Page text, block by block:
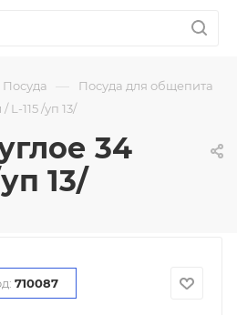
Посуда — Посуда для общепита
L-115 /уп 13/
34
13/
710087